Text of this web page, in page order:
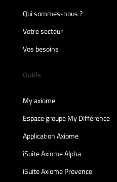
Qui sommes-nous ?
Votre secteur
Vos besoins
Outils
My axiome
Espace groupe My Différence
Application Axiome
iSuite Axiome Alpha
iSuite Axiome Provence